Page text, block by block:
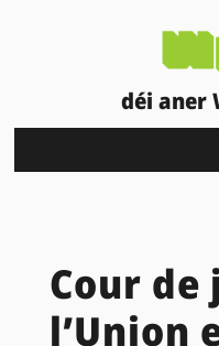
déi aner
Cour de
l’Union